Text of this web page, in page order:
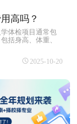
高吗？
体检项目通常包
括身高、体重、
2025-10-20